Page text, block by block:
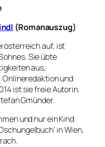
(Romanauszug)
auf, ist
Sie übte
aus,
und
ist sie freie Autorin.
Gmünder.
und nur ein Kind
in Wien,